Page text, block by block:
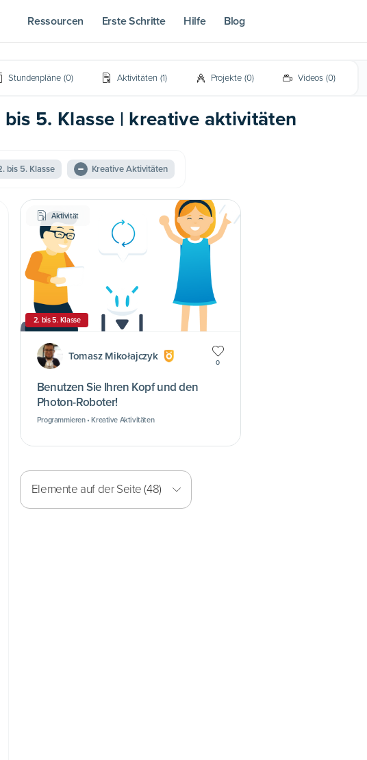
Ressourcen Erste Schritte Hilfe Blog
Stundenpläne (0) Aktivitäten (1) Projekte (0) Videos (0)
5. Klasse | kreative aktivitäten
bis 5. Klasse Kreative Aktivitäten
Aktivität
2. bis 5. Klasse
Tomasz Mikołajczyk
0
Benutzen Sie Ihren Kopf und den
Photon-Roboter!
Programmieren • Kreative Aktivitäten
Elemente auf der Seite (48)